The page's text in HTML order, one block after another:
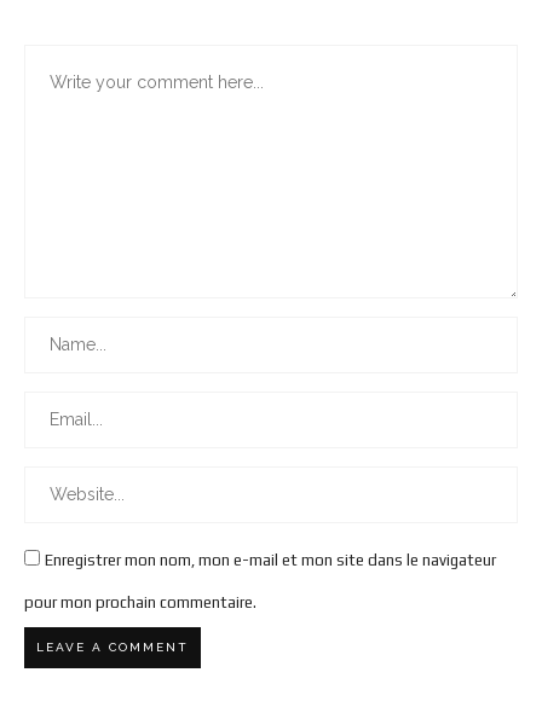
Enregistrer mon nom, mon e-mail et mon site dans le navigateur
pour mon prochain commentaire.